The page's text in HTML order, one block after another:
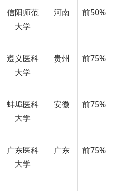
信阳师范
大学
河南 前50%
遵义医科
大学
贵州 前75%
蚌埠医科
大学
安徽 前75%
广东医科
大学
广东 前75%